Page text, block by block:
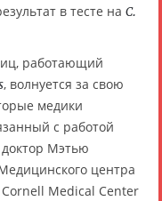
в тесте на С.
работающий
, волнуется за свою
медики
с работой
Мэтью
центра
Medical Center